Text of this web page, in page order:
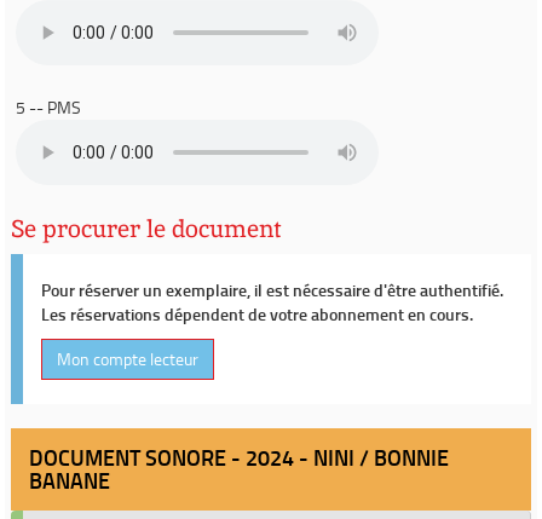
5 -- PMS
Se procurer le document
Pour réserver un exemplaire, il est nécessaire d'être authentifié.
Les réservations dépendent de votre abonnement en cours.
Mon compte lecteur
DOCUMENT SONORE - 2024 - NINI / BONNIE
BANANE